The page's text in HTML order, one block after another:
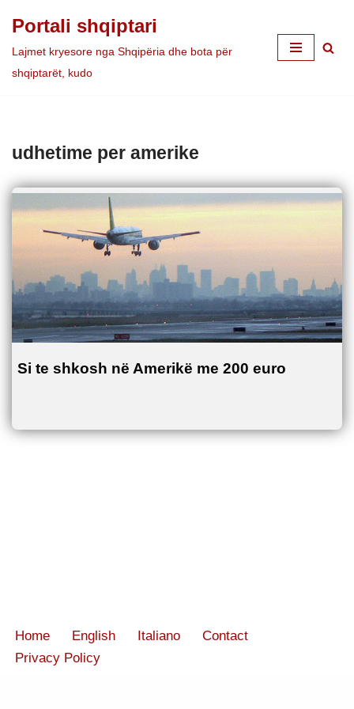
Skip
to
Portali shqiptari
Lajmet kryesore nga Shqipëria dhe bota për
shqiptarët, kudo
udhetime per amerike
Si te shkosh në Amerikë me 200 euro
Home English Italiano
Contact
Privacy Policy